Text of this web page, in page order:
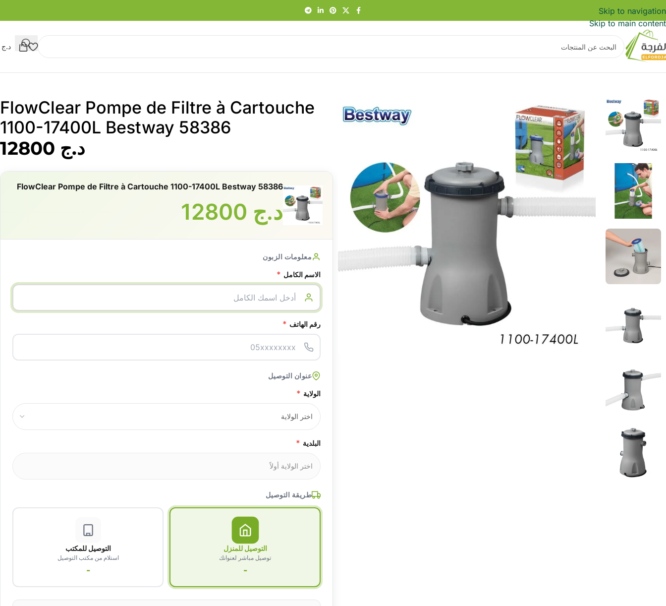
Skip to navigation
Skip to main content
د.ج
FlowClear Pompe de Filtre à Cartouche
1100-17400L Bestway 58386
د.ج
FlowClear Pompe de Filtre à Cartouche 1100-17400L Bestway 58386
د.ج
معلومات الزبون
الاسم الكامل *
رقم الهاتف *
عنوان التوصيل
الولاية *
البلدية *
طريقة التوصيل
التوصيل للمنزل
توصيل مباشر لعنوانك
-
التوصيل للمكتب
استلام من مكتب التوصيل
-